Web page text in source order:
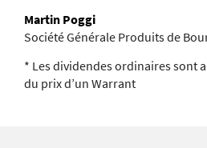
Martin Poggi
Société Générale Produits de
* Les dividendes ordinaires sont
du prix d’un Warrant